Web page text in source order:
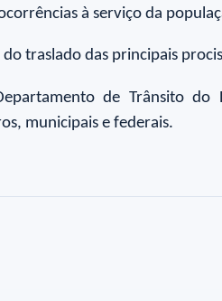
à serviço da
traslado das principais
de Trânsito do
municipais e federais.